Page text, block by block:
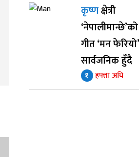
कृष्णक्षेत्री
गीत ‘मन फेरियो’
सार्वजनिक हुँदै
१ हफ्ता अघि